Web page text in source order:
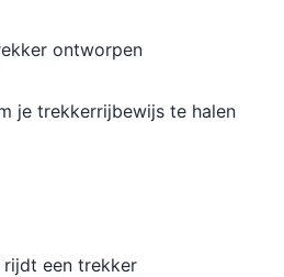
ontworpen
je trekkerrijbewijs te halen
een trekker